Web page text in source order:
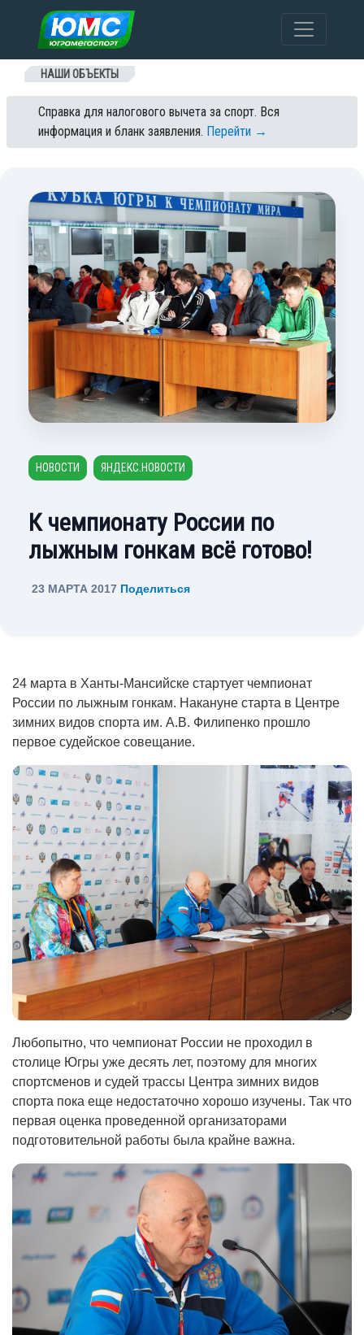
Перейти к содержанию
НАШИ ОБЪЕКТЫ
Справка для налогового вычета за спорт. Вся
информация и бланк заявления. Перейти →
НОВОСТИ ЯНДЕКС.НОВОСТИ
К чемпионату России по
лыжным гонкам всё готово!
23 МАРТА 2017 Поделиться
24 марта в Ханты-Мансийске стартует чемпионат
России по лыжным гонкам. Накануне старта в Центре
зимних видов спорта им. А.В. Филипенко прошло
первое судейское совещание.
Любопытно, что чемпионат России не проходил в
столице Югры уже десять лет, поэтому для многих
спортсменов и судей трассы Центра зимних видов
спорта пока еще недостаточно хорошо изучены. Так что
первая оценка проведенной организаторами
подготовительной работы была крайне важна.